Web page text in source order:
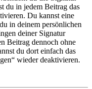
du in jedem Beitrag das
Du kannst eine
in deinem persönlichen
deiner Signatur
Beitrag dennoch ohne
du dort einfach das
wieder deaktivieren.